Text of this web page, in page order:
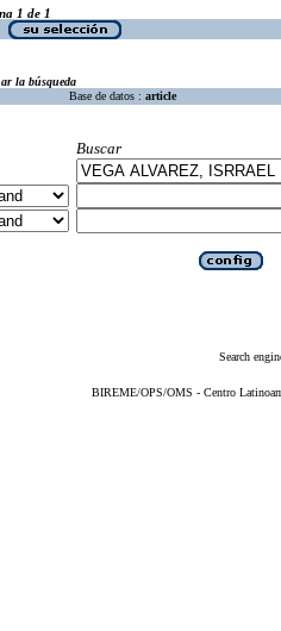
1 de 1
la búsqueda
Base de datos : article
Buscar
Search
BIREME/OPS/OMS - Centro